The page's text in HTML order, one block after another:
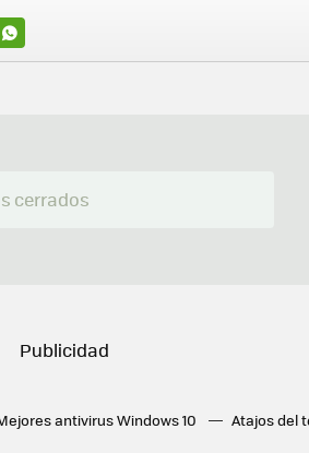
cerrados
antivirus Windows 10 Atajos del